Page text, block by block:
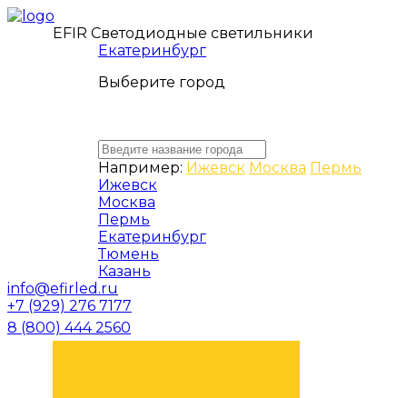
EFIR Светодиодные светильники
Екатеринбург
Выберите город
Например: Ижевск Москва Пермь
Ижевск
Москва
Пермь
Екатеринбург
Тюмень
Казань
info@efirled.ru
+7 (929) 276 7177
8 (800) 444 2560